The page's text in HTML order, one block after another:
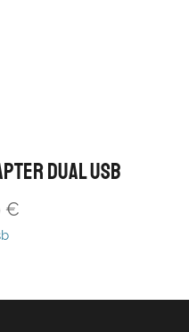
Dual USB
€